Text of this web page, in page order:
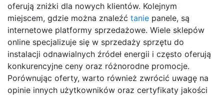
oferują zniżki dla nowych klientów. Kolejnym
miejscem, gdzie można znaleźć tanie panele, są
internetowe platformy sprzedażowe. Wiele sklepów
online specjalizuje się w sprzedaży sprzętu do
instalacji odnawialnych źródeł energii i często oferują
konkurencyjne ceny oraz różnorodne promocje.
Porównując oferty, warto również zwrócić uwagę na
opinie innych użytkowników oraz certyfikaty jakości